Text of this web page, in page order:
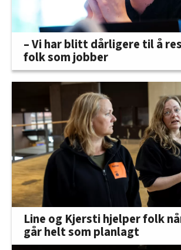
– Vi har blitt dårligere til å
folk som jobber
Line og Kjersti hjelper folk
går helt som planlagt